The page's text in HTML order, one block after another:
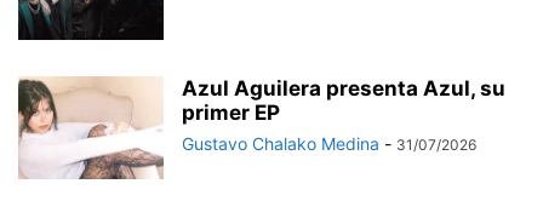
Azul Aguilera presenta Azul, su
primer EP
Gustavo Chalako Medina - 31/07/2026